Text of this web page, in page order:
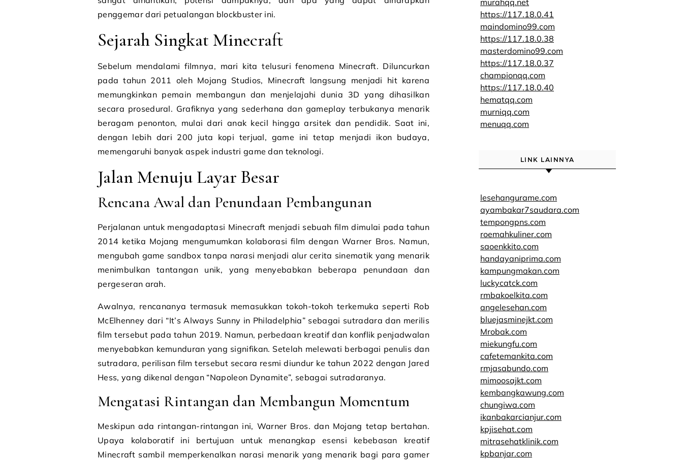
penggemar dari petualangan blockbuster ini.
Sejarah Singkat Minecraft
Sebelum mendalami filmnya, mari kita telusuri fenomena Minecraft. Diluncurkan
pada tahun 2011 oleh Mojang Studios, Minecraft langsung menjadi hit karena
memungkinkan pemain membangun dan menjelajahi dunia 3D yang dihasilkan
secara prosedural. Grafiknya yang sederhana dan gameplay terbukanya menarik
beragam penonton, mulai dari anak kecil hingga arsitek dan pendidik. Saat ini,
dengan lebih dari 200 juta kopi terjual, game ini tetap menjadi ikon budaya,
memengaruhi banyak aspek industri game dan teknologi.
Jalan Menuju Layar Besar
Rencana Awal dan Penundaan Pembangunan
Perjalanan untuk mengadaptasi Minecraft menjadi sebuah film dimulai pada tahun
2014 ketika Mojang mengumumkan kolaborasi film dengan Warner Bros. Namun,
mengubah game sandbox tanpa narasi menjadi alur cerita sinematik yang menarik
menimbulkan tantangan unik, yang menyebabkan beberapa penundaan dan
pergeseran arah.
Awalnya, rencananya termasuk memasukkan tokoh-tokoh terkemuka seperti Rob
McElhenney dari “It’s Always Sunny in Philadelphia” sebagai sutradara dan merilis
film tersebut pada tahun 2019. Namun, perbedaan kreatif dan konflik penjadwalan
menyebabkan kemunduran yang signifikan. Setelah melewati berbagai penulis dan
sutradara, perilisan film tersebut secara resmi diundur ke tahun 2022 dengan Jared
Hess, yang dikenal dengan “Napoleon Dynamite”, sebagai sutradaranya.
Mengatasi Rintangan dan Membangun Momentum
Meskipun ada rintangan-rintangan ini, Warner Bros. dan Mojang tetap bertahan.
Upaya kolaboratif ini bertujuan untuk menangkap esensi kebebasan kreatif
Minecraft sambil memperkenalkan narasi menarik yang menarik bagi para gamer
murahqq.net
https://117.18.0.41
maindomino99.com
https://117.18.0.38
masterdomino99.com
https://117.18.0.37
championqq.com
https://117.18.0.40
hematqq.com
murniqq.com
menuqq.com
LINK LAINNYA
lesehangurame.com
ayambakar7saudara.com
tempongpns.com
roemahkuliner.com
saoenkkito.com
handayaniprima.com
kampungmakan.com
luckycatck.com
rmbakoelkita.com
angelesehan.com
bluejasminejkt.com
Mrobak.com
miekungfu.com
cafetemankita.com
rmjasabundo.com
mimoosajkt.com
kembangkawung.com
chungiwa.com
ikanbakarcianjur.com
kpjisehat.com
mitrasehatklinik.com
kpbanjar.com